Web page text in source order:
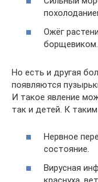
Ожёг
борщевиком.
Но есть и другая
появляются
И такое явление
так и детей. К
Нервное
состояние.
Вирусная